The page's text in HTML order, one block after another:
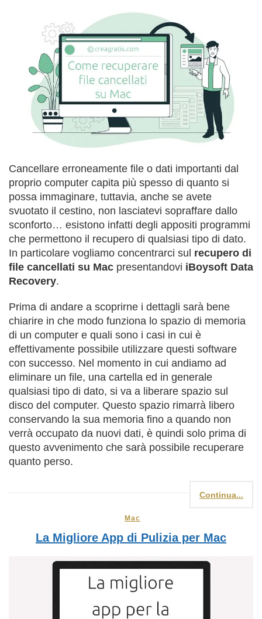
Cancellare erroneamente file o dati importanti dal
proprio computer capita più spesso di quanto si
possa immaginare, tuttavia, anche se avete
svuotato il cestino, non lasciatevi sopraffare dallo
sconforto… esistono infatti degli appositi programmi
che permettono il recupero di qualsiasi tipo di dato.
In particolare vogliamo concentrarci sul recupero di
file cancellati su Mac presentandovi iBoysoft Data
Recovery.
Prima di andare a scoprirne i dettagli sarà bene
chiarire in che modo funziona lo spazio di memoria
di un computer e quali sono i casi in cui è
effettivamente possibile utilizzare questi software
con successo. Nel momento in cui andiamo ad
eliminare un file, una cartella ed in generale
qualsiasi tipo di dato, si va a liberare spazio sul
disco del computer. Questo spazio rimarrà libero
conservando la sua memoria fino a quando non
verrà occupato da nuovi dati, è quindi solo prima di
questo avvenimento che sarà possibile recuperare
quanto perso.
Continua...
Mac
La Migliore App di Pulizia per Mac